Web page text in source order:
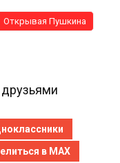
Открывая Пушкина
в MAX